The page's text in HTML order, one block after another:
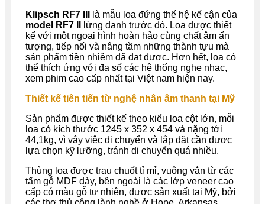
Klipsch RF7 III
là mẫu loa đứng thế hệ kế cận của
model RF7 II
lừng danh trước đó. Loa được thiết
kế với một ngoại hình hoàn hảo cùng chất âm ấn
tượng, tiếp nối và nâng tầm những thành tựu mà
sản phẩm tiền nhiệm đã đạt được. Hơn hết, loa có
thể thích ứng với đa số các hệ thống nghe nhạc,
xem phim cao cấp nhất tại Việt nam hiện nay.
Thiết kế tiên tiến từ nghệ nhân âm thanh tại Mỹ
Sản phẩm được thiết kế theo kiểu loa cột lớn, mỗi
loa có kích thước 1245 x 352 x 454 và nặng tới
44,1kg, vì vậy việc di chuyển và lắp đặt cần được
lựa chọn kỹ lưỡng, tránh di chuyển quá nhiều.
Thùng loa được trau chuốt tỉ mỉ, vuông vắn từ các
tấm gỗ MDF dày, bên ngoài là các lớp veneer cao
cấp có màu gỗ tự nhiên, được sản xuất tại Mỹ, bởi